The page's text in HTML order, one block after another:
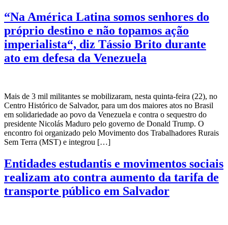
“Na América Latina somos senhores do
próprio destino e não topamos ação
imperialista“, diz Tássio Brito durante
ato em defesa da Venezuela
Mais de 3 mil militantes se mobilizaram, nesta quinta-feira (22), no
Centro Histórico de Salvador, para um dos maiores atos no Brasil
em solidariedade ao povo da Venezuela e contra o sequestro do
presidente Nicolás Maduro pelo governo de Donald Trump. O
encontro foi organizado pelo Movimento dos Trabalhadores Rurais
Sem Terra (MST) e integrou […]
Entidades estudantis e movimentos sociais
realizam ato contra aumento da tarifa de
transporte público em Salvador